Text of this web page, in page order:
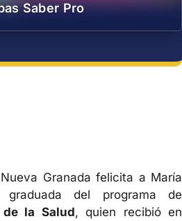
Saber Pro
Granada felicita a María
graduada del programa de
la Salud, quien recibió en